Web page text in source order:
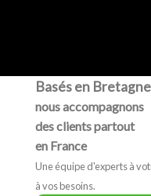
Basés en
nous accompagnons
des clients partout
en France
Une équipe d'experts à
à vos besoins.